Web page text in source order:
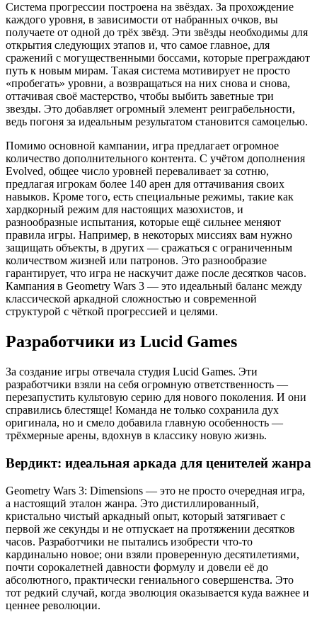
Система прогрессии построена на звёздах. За прохождение
каждого уровня, в зависимости от набранных очков, вы
получаете от одной до трёх звёзд. Эти звёзды необходимы для
открытия следующих этапов и, что самое главное, для
сражений с могущественными боссами, которые преграждают
путь к новым мирам. Такая система мотивирует не просто
«пробегать» уровни, а возвращаться на них снова и снова,
оттачивая своё мастерство, чтобы выбить заветные три
звезды. Это добавляет огромный элемент реиграбельности,
ведь погоня за идеальным результатом становится самоцелью.
Помимо основной кампании, игра предлагает огромное
количество дополнительного контента. С учётом дополнения
Evolved, общее число уровней переваливает за сотню,
предлагая игрокам более 140 арен для оттачивания своих
навыков. Кроме того, есть специальные режимы, такие как
хардкорный режим для настоящих мазохистов, и
разнообразные испытания, которые ещё сильнее меняют
правила игры. Например, в некоторых миссиях вам нужно
защищать объекты, в других — сражаться с ограниченным
количеством жизней или патронов. Это разнообразие
гарантирует, что игра не наскучит даже после десятков часов.
Кампания в Geometry Wars 3 — это идеальный баланс между
классической аркадной сложностью и современной
структурой с чёткой прогрессией и целями.
Разработчики из Lucid Games
За создание игры отвечала студия Lucid Games. Эти
разработчики взяли на себя огромную ответственность —
перезапустить культовую серию для нового поколения. И они
справились блестяще! Команда не только сохранила дух
оригинала, но и смело добавила главную особенность —
трёхмерные арены, вдохнув в классику новую жизнь.
Вердикт: идеальная аркада для ценителей жанра
Geometry Wars 3: Dimensions — это не просто очередная игра,
а настоящий эталон жанра. Это дистиллированный,
кристально чистый аркадный опыт, который затягивает с
первой же секунды и не отпускает на протяжении десятков
часов. Разработчики не пытались изобрести что-то
кардинально новое; они взяли проверенную десятилетиями,
почти сорокалетней давности формулу и довели её до
абсолютного, практически гениального совершенства. Это
тот редкий случай, когда эволюция оказывается куда важнее и
ценнее революции.